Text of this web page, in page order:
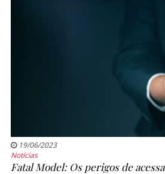
19/06/2023
Notícias
Fatal Model: Os perigos de